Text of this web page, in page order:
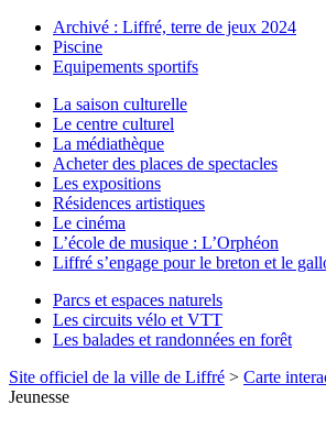
Archivé : Liffré, terre de jeux 2024
Piscine
Equipements sportifs
La saison culturelle
Le centre culturel
La médiathèque
Acheter des places de spectacles
Les expositions
Résidences artistiques
Le cinéma
L’école de musique : L’Orphéon
Liffré s’engage pour le breton et le
Parcs et espaces naturels
Les circuits vélo et VTT
Les balades et randonnées en forêt
Site officiel de la ville de Liffré > Carte
Jeunesse